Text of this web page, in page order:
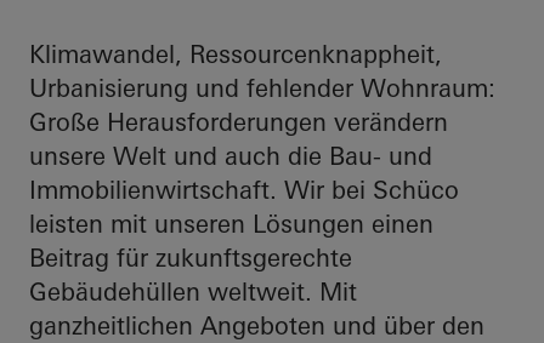
Klimawandel, Ressourcenknappheit,
Urbanisierung und fehlender Wohnraum:
Große Herausforderungen verändern
unsere Welt und auch die Bau- und
Immobilienwirtschaft. Wir bei Schüco
leisten mit unseren Lösungen einen
Beitrag für zukunftsgerechte
Gebäudehüllen weltweit. Mit
ganzheitlichen Angeboten und über den